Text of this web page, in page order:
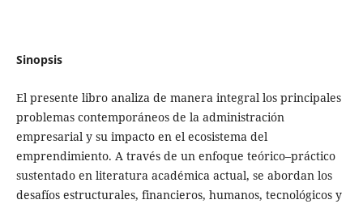
Sinopsis
El presente libro analiza de manera integral los principales
problemas contemporáneos de la administración
empresarial y su impacto en el ecosistema del
emprendimiento. A través de un enfoque teórico–práctico
sustentado en literatura académica actual, se abordan los
desafíos estructurales, financieros, humanos, tecnológicos y